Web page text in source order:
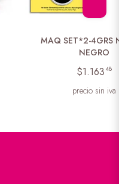
MAQ SET*2-4GRS
NEGRO
$1.16348
precio sin iva